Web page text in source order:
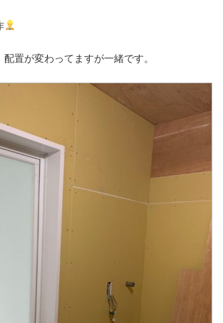
置が変わってますが一緒です。